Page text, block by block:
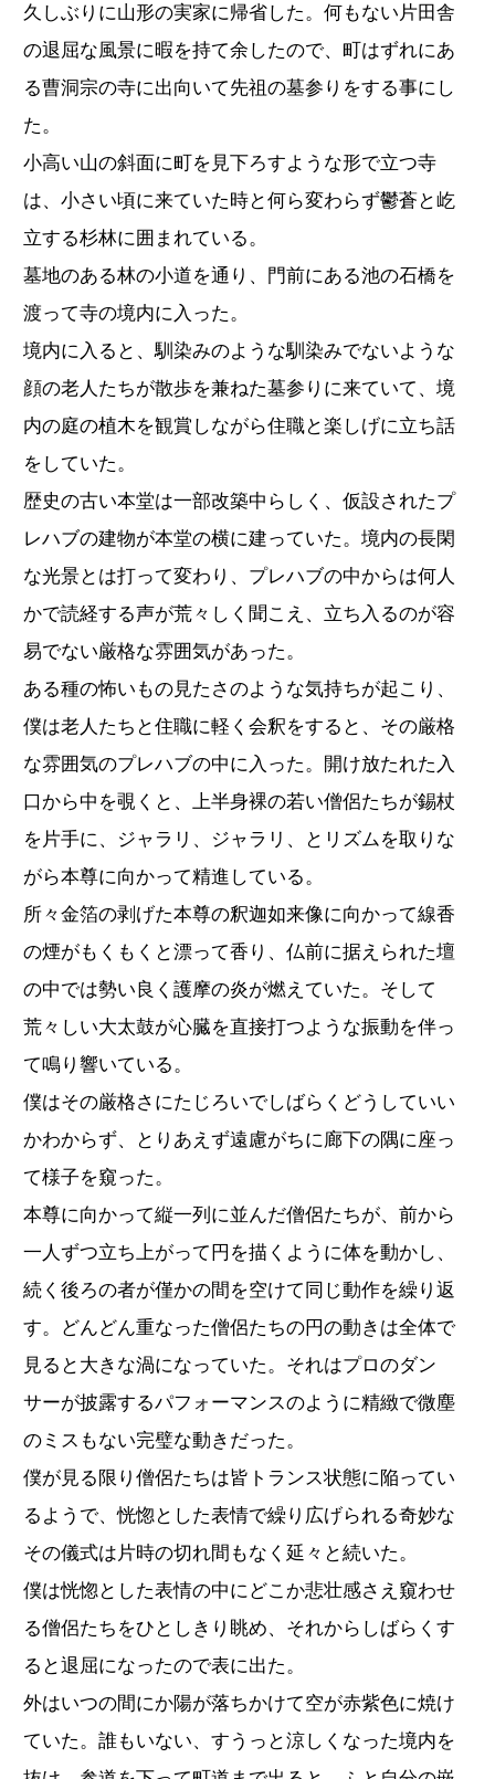
久しぶりに山形の実家に帰省した。何もない片田舎
の退屈な風景に暇を持て余したので、町はずれにあ
る曹洞宗の寺に出向いて先祖の墓参りをする事にし
た。
小高い山の斜面に町を見下ろすような形で立つ寺
は、小さい頃に来ていた時と何ら変わらず鬱蒼と屹
立する杉林に囲まれている。
墓地のある林の小道を通り、門前にある池の石橋を
渡って寺の境内に入った。
境内に入ると、馴染みのような馴染みでないような
顔の老人たちが散歩を兼ねた墓参りに来ていて、境
内の庭の植木を観賞しながら住職と楽しげに立ち話
をしていた。
歴史の古い本堂は一部改築中らしく、仮設されたプ
レハブの建物が本堂の横に建っていた。境内の長閑
な光景とは打って変わり、プレハブの中からは何人
かで読経する声が荒々しく聞こえ、立ち入るのが容
易でない厳格な雰囲気があった。
ある種の怖いもの見たさのような気持ちが起こり、
僕は老人たちと住職に軽く会釈をすると、その厳格
な雰囲気のプレハブの中に入った。開け放たれた入
口から中を覗くと、上半身裸の若い僧侶たちが錫杖
を片手に、ジャラリ、ジャラリ、とリズムを取りな
がら本尊に向かって精進している。
所々金箔の剥げた本尊の釈迦如来像に向かって線香
の煙がもくもくと漂って香り、仏前に据えられた壇
の中では勢い良く護摩の炎が燃えていた。そして
荒々しい大太鼓が心臓を直接打つような振動を伴っ
て鳴り響いている。
僕はその厳格さにたじろいでしばらくどうしていい
かわからず、とりあえず遠慮がちに廊下の隅に座っ
て様子を窺った。
本尊に向かって縦一列に並んだ僧侶たちが、前から
一人ずつ立ち上がって円を描くように体を動かし、
続く後ろの者が僅かの間を空けて同じ動作を繰り返
す。どんどん重なった僧侶たちの円の動きは全体で
見ると大きな渦になっていた。それはプロのダン
サーが披露するパフォーマンスのように精緻で微塵
のミスもない完璧な動きだった。
僕が見る限り僧侶たちは皆トランス状態に陥ってい
るようで、恍惚とした表情で繰り広げられる奇妙な
その儀式は片時の切れ間もなく延々と続いた。
僕は恍惚とした表情の中にどこか悲壮感さえ窺わせ
る僧侶たちをひとしきり眺め、それからしばらくす
ると退屈になったので表に出た。
外はいつの間にか陽が落ちかけて空が赤紫色に焼け
ていた。誰もいない、すうっと涼しくなった境内を